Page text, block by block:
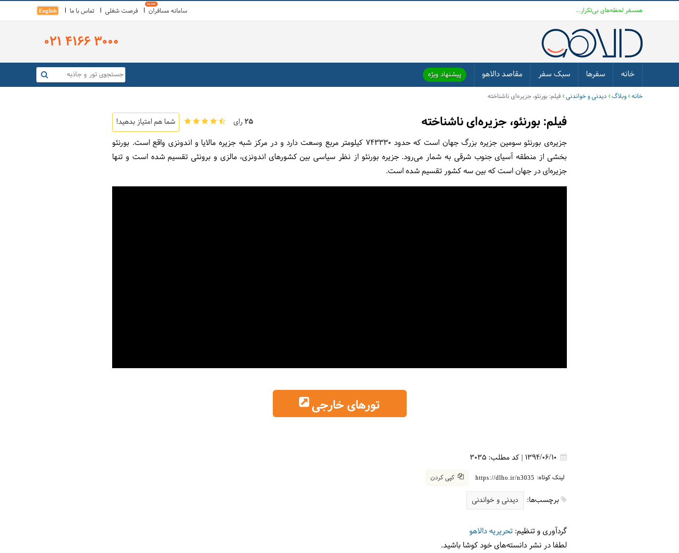
همسفر لحظه‌های بی‌تکرار... سامانه مسافران فرصت شغلی تماس با ما English
021 4166 3000
خانه سفرها سبک سفر مقاصد دالاهو پیشنهاد ویژه
خانه وبلاگ دیدنی و خواندنی فیلم: بورنئو، جزیره‌ای ناشناخته
فیلم: بورنئو، جزیره‌ای ناشناخته 25رای شما هم امتیاز بدهید!
جزیره‌ی بورنئو سومین جزیره بزرگ جهان است که حدود ۷۴۳۳۳۰ کیلومتر مربع وسعت دارد و در مرکز شبه جزیره مالایا و اندونزی واقع است. بورنئو
بخشی از منطقه آسیای جنوب شرقی به شمار می‌رود. جزیره بورنئو از نظر سیاسی بین کشورهای اندونزی، مالزی و برونئی تقسیم شده است و تنها
جزیره‌ای در جهان است که بین سه کشور تقسیم شده است.
تورهای خارجی
1394/06/10
| کد مطلب: 3035
لینک کوتاه: https://dlho.ir/n3035 کپی کردن
برچسب‌ها: دیدنی و خواندنی
گردآوری و تنظیم: تحریریه دالاهو
لطفا در نشر دانسته‌های خود کوشا باشید.